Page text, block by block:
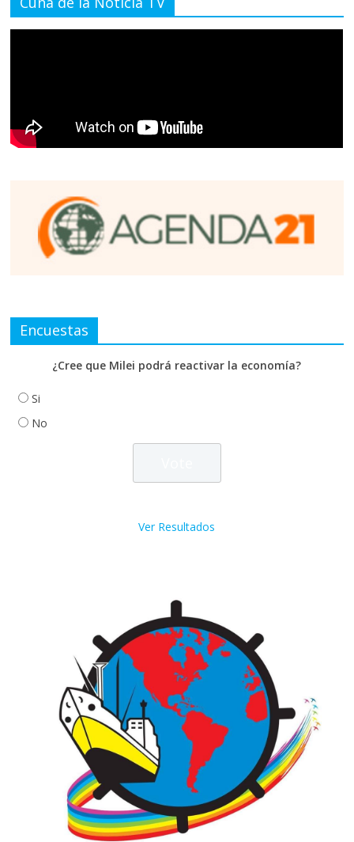
Encuestas
¿Cree que Milei podrá reactivar la economía?
Si
No
Ver Resultados